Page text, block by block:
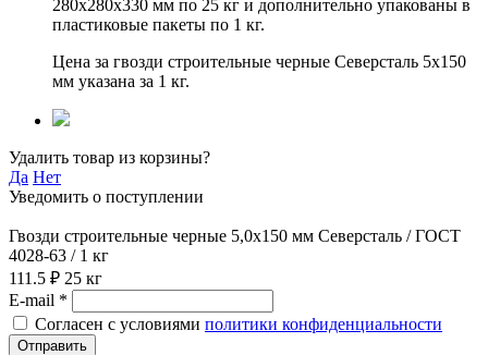
280х280х330 мм по 25 кг и дополнительно упакованы в
пластиковые пакеты по 1 кг.
Цена за гвозди строительные черные Северсталь 5х150
мм указана за 1 кг.
Удалить товар из корзины?
Да Нет
Уведомить о поступлении
Гвозди строительные черные 5,0х150 мм Северсталь / ГОСТ
4028-63 / 1 кг
111.5 ₽ 25 кг
E-mail *
Согласен с условиями политики конфиденциальности
Отправить